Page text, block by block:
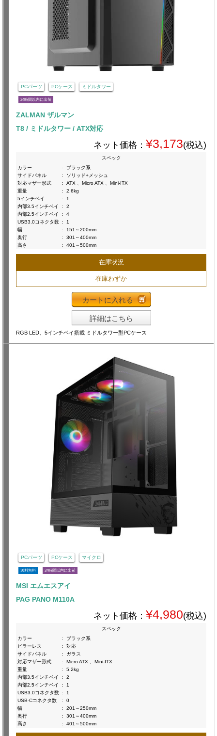
PCパーツ PCケース ミドルタワー
24時間以内に出荷
ZALMAN ザルマン
T8 / ミドルタワー / ATX対応
ネット価格： ¥3,173(税込)
スペック
カラー
:
ブラック系
サイドパネル
:
ソリッド+メッシュ
対応マザー形式
:
ATX 、Micro ATX 、Mini-ITX
重量
:
2.6kg
5インチベイ
:
1
内部3.5インチベイ
:
2
内部2.5インチベイ
:
4
USB3.0コネクタ数 :
1
幅
:
151～200mm
奥行
:
301～400mm
高さ
: 401～500mm
在庫状況
在庫わずか
カートに入れる
詳細はこちら
RGB LED、5インチベイ搭載 ミドルタワー型PCケース
PCパーツ PCケース マイクロ
送料無料 24時間以内に出荷
MSI エムエスアイ
PAG PANO M110A
ネット価格： ¥4,980(税込)
スペック
カラー
:
ブラック系
ピラーレス
:
対応
サイドパネル
:
ガラス
対応マザー形式
:
Micro ATX 、Mini-ITX
重量
:
5.2kg
内部3.5インチベイ
:
2
内部2.5インチベイ
:
1
USB3.0コネクタ数 :
1
USB-Cコネクタ数
:
0
幅
:
201～250mm
奥行
:
301～400mm
高さ
: 401～500mm